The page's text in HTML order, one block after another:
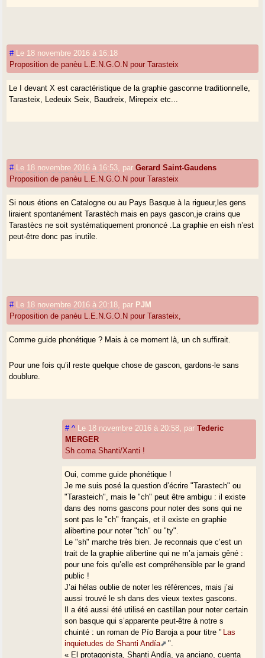
#
Le 18 novembre 2016 à 16:18
Proposition de panèu L.E.N.G.O.N pour Tarasteix
Le I devant X est caractéristique de la graphie gasconne traditionnelle,
Tarasteix, Ledeuix Seix, Baudreix, Mirepeix etc...
# Le 18 novembre 2016 à 16:53 parGerard Saint-Gaudens
Proposition de panèu L.E.N.G.O.N pour Tarasteix
Si nous étions en Catalogne ou au Pays Basque à la rigueur,les gens
liraient spontanément Tarastèch mais en pays gascon,je crains que
Tarastècs ne soit systématiquement prononcé .La graphie en eish n’est
peut-être donc pas inutile.
# Le 18 novembre 2016 à 20:18 par PJM
Proposition de panèu L.E.N.G.O.N pour Tarasteix,
Comme guide phonétique ? Mais à ce moment là, un ch suffirait.
Pour une fois qu’il reste quelque chose de gascon, gardons-le sans
doublure.
# ^ Le 18 novembre 2016 à 20:58 parTederic
MERGER
Sh coma Shanti/Xanti !
Oui, comme guide phonétique !
Je me suis posé la question d’écrire "Tarastech" ou
"Tarasteich", mais le "ch" peut être ambigu : il existe
dans des noms gascons pour noter des sons qui ne
sont pas le "ch" français, et il existe en graphie
alibertine pour noter "tch" ou "ty".
Le "sh" marche très bien. Je reconnais que c’est un
trait de la graphie alibertine qui ne m’a jamais gêné :
pour une fois qu’elle est compréhensible par le grand
public !
J’ai hélas oublie de noter les références, mais j’ai
aussi trouvé le sh dans des vieux textes gascons.
Il a été aussi été utilisé en castillan pour noter certain
son basque qui s’apparente peut-être à notre s
chuinté : un roman de Pío Baroja a pour titre "
Las
inquietudes de Shanti Andía
".
« El protagonista, Shanti Andía, ya anciano, cuenta